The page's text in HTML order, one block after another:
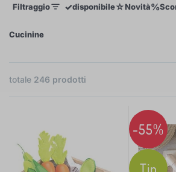
Filtraggio ✓disponibile☆Novità%
FILTRAGGIO ×
mescolare colori
4
Cucinine
totale 246 prodotti
-55%
Tip